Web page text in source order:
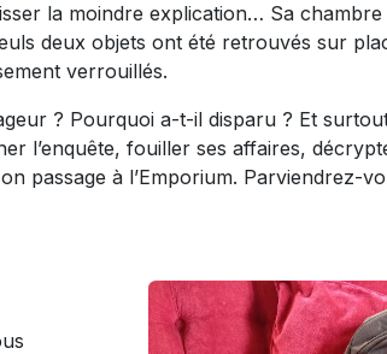
la moindre explication… Sa
deux objets ont été retrouvés sur
verrouillés.
? Pourquoi a-t-il disparu ? Et
l’enquête, fouiller ses affaires,
passage à l’Emporium. Parviendrez-